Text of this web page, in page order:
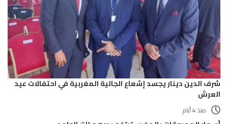
شرف الدين دينار يجسد إشعاع الجالية المغربية في احتفالات عيد
العرش
منذ 4 أيام